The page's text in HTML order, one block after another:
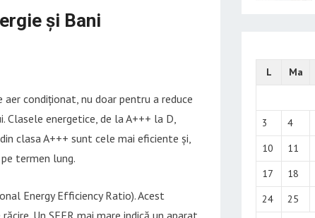
și Bani
condiționat, nu doar pentru a reduce
Clasele energetice, de la A+++ la D,
clasa A+++ sunt cele mai eficiente și,
termen lung.
Energy Efficiency Ratio). Acest
Un SEER mai mare indică un aparat
L
Ma
3
4
10
11
17
18
24
25